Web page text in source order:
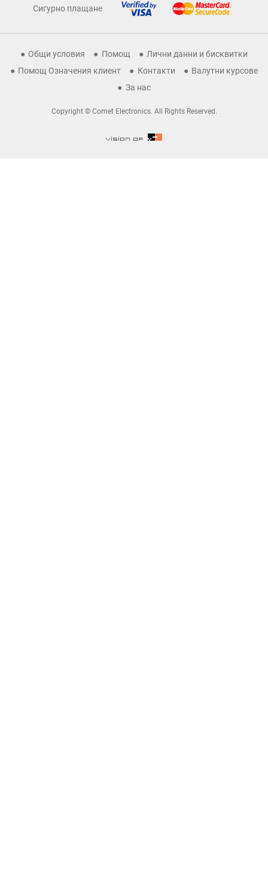
Сигурно плащане
Общи условия Помощ
Лични данни и бисквитки
Помощ Означения клиент
Контакти
Валутни курсове
За нас
Copyright © Comet Electronics. All Rights Reserved.